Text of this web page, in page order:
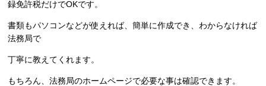
録免許税だけでOKです。
書類もパソコンなどが使えれば、簡単に作成でき、わからなければ
法務局で
丁寧に教えてくれます。
もちろん、法務局のホームページで必要な事は確認できます。